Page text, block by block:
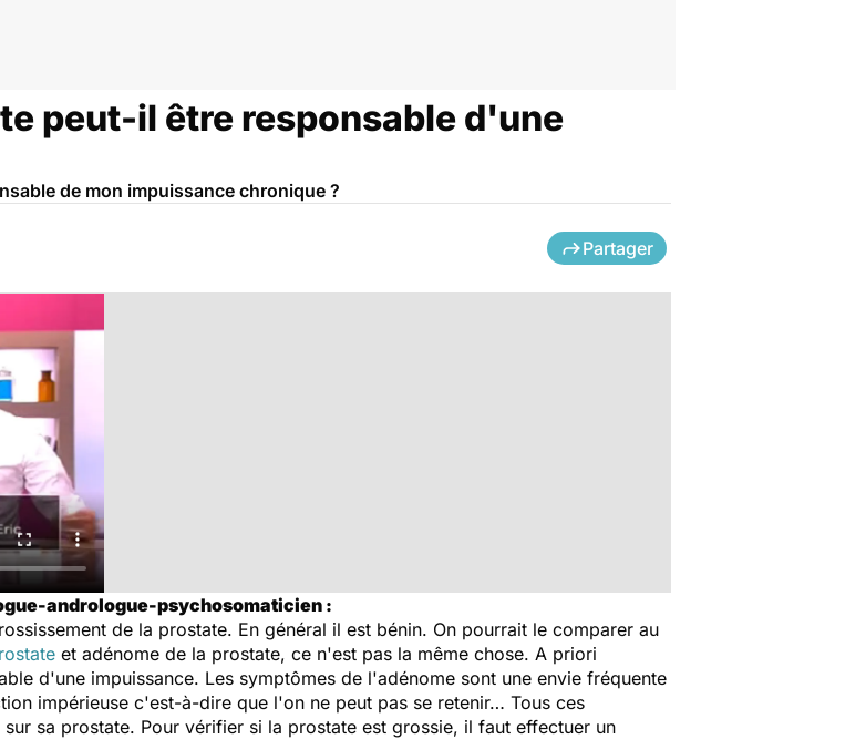
peut-il être responsable d'une
de mon impuissance chronique ?
Partager
andrologue-psychosomaticien :
de la prostate. En général il est bénin. On pourrait le comparer au
et adénome de la prostate, ce n'est pas la même chose. A priori
d'une impuissance. Les symptômes de l'adénome sont une envie fréquente
impérieuse c'est-à-dire que l'on ne peut pas se retenir… Tous ces
sa prostate. Pour vérifier si la prostate est grossie, il faut effectuer un